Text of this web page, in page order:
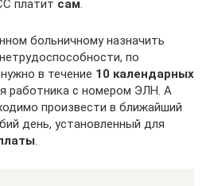
платит сам.
больничному назначить
по
в течение 10 календарных
работника с номером ЭЛН. А
произвести в ближайший
день, установленный для
.